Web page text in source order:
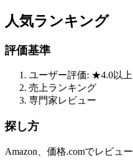
人気ランキング
評価基準
ユーザー評価: ★4.0以上
売上ランキング
専門家レビュー
探し方
Amazon、価格.comでレビュ